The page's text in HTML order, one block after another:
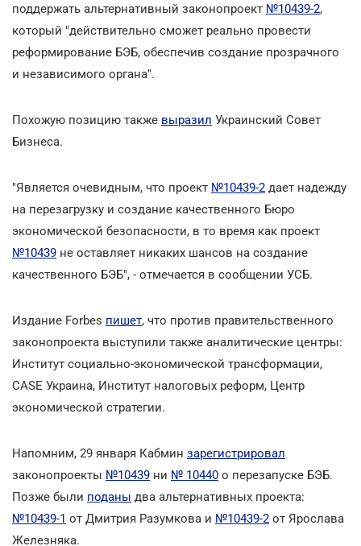
поддержать альтернативный законопроект №10439-2,
который "действительно сможет реально провести
реформирование БЭБ, обеспечив создание прозрачного
и независимого органа".
Похожую позицию также выразил Украинский Совет
Бизнеса.
"Является очевидным, что проект №10439-2 дает надежду
на перезагрузку и создание качественного Бюро
экономической безопасности, в то время как проект
№10439 не оставляет никаких шансов на создание
качественного БЭБ", - отмечается в сообщении УСБ.
Издание Forbes пишет, что против правительственного
законопроекта выступили также аналитические центры:
Институт социально-экономической трансформации,
CASE Украина, Институт налоговых реформ, Центр
экономической стратегии.
Напомним, 29 января Кабмин зарегистрировал
законопроекты №10439 ни № 10440 о перезапуске БЭБ.
Позже были поданы два альтернативных проекта:
№10439-1 от Дмитрия Разумкова и №10439-2 от Ярослава
Железняка.